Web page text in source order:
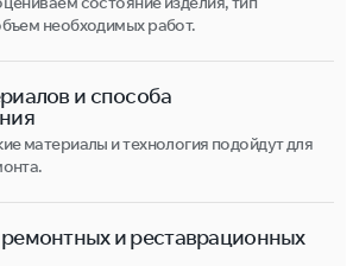
необходимых работ.
и способа
материалы и технология подойдут для
и реставрационных